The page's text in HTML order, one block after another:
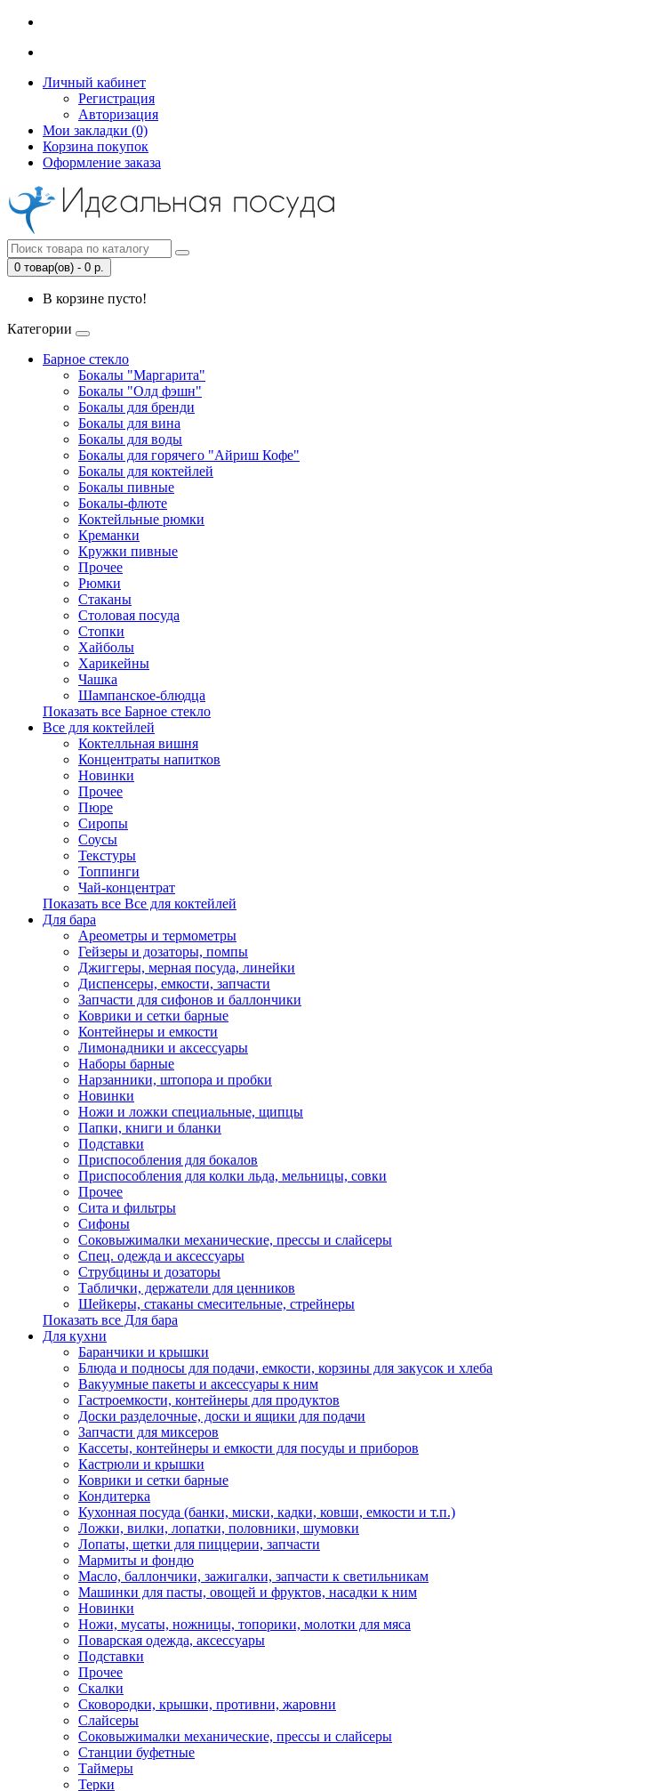
Личный кабинет
Регистрация
Авторизация
Мои закладки (0)
Корзина покупок
Оформление заказа
0 товар(ов) - 0 р.
В корзине пусто!
Категории
Барное стекло
Бокалы "Маргарита"
Бокалы "Олд фэшн"
Бокалы для бренди
Бокалы для вина
Бокалы для воды
Бокалы для горячего "Айриш Кофе"
Бокалы для коктейлей
Бокалы пивные
Бокалы-флюте
Коктейльные рюмки
Креманки
Кружки пивные
Прочее
Рюмки
Стаканы
Столовая посуда
Стопки
Хайболы
Харикейны
Чашка
Шампанское-блюдца
Показать все Барное стекло
Все для коктейлей
Коктелльная вишня
Концентраты напитков
Новинки
Прочее
Пюре
Сиропы
Соусы
Текстуры
Топпинги
Чай-концентрат
Показать все Все для коктейлей
Для бара
Ареометры и термометры
Гейзеры и дозаторы, помпы
Джиггеры, мерная посуда, линейки
Диспенсеры, емкости, запчасти
Запчасти для сифонов и баллончики
Коврики и сетки барные
Контейнеры и емкости
Лимонадники и аксессуары
Наборы барные
Нарзанники, штопора и пробки
Новинки
Ножи и ложки специальные, щипцы
Папки, книги и бланки
Подставки
Приспособления для бокалов
Приспособления для колки льда, мельницы, совки
Прочее
Сита и фильтры
Сифоны
Соковыжималки механические, прессы и слайсеры
Спец. одежда и аксессуары
Струбцины и дозаторы
Таблички, держатели для ценников
Шейкеры, стаканы смесительные, стрейнеры
Показать все Для бара
Для кухни
Баранчики и крышки
Блюда и подносы для подачи, емкости, корзины для закусок и хлеба
Вакуумные пакеты и аксессуары к ним
Гастроемкости, контейнеры для продуктов
Доски разделочные, доски и ящики для подачи
Запчасти для миксеров
Кассеты, контейнеры и емкости для посуды и приборов
Кастрюли и крышки
Коврики и сетки барные
Кондитерка
Кухонная посуда (банки, миски, кадки, ковши, емкости и т.п.)
Ложки, вилки, лопатки, половники, шумовки
Лопаты, щетки для пиццерии, запчасти
Мармиты и фондю
Масло, баллончики, зажигалки, запчасти к светильникам
Машинки для пасты, овощей и фруктов, насадки к ним
Новинки
Ножи, мусаты, ножницы, топорики, молотки для мяса
Поварская одежда, аксессуары
Подставки
Прочее
Скалки
Сковородки, крышки, противни, жаровни
Слайсеры
Соковыжималки механические, прессы и слайсеры
Станции буфетные
Таймеры
Терки